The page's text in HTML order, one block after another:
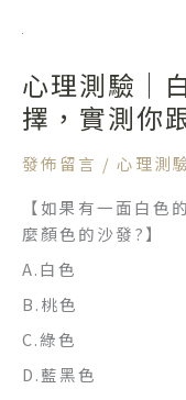
的
納
整
方
式！
｜
納
知
識
心理測驗｜
擇，實測你
發佈留言 / 心理測
【如果有一面白色
麼顏色的沙發?】
A.白色
B.桃色
C.綠色
D.藍黑色
心
測
驗
｜
白
與
沙
發
顏
色
選